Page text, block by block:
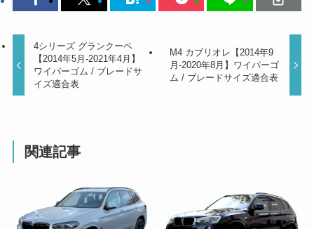
4シリーズ グランクーペ
【2014年5月-2021年4月】
ワイパーゴム / ブレードサ
イズ適合表
M4 カブリオレ【2014年9
月-2020年8月】ワイパーゴ
ム / ブレードサイズ適合表
関連記事